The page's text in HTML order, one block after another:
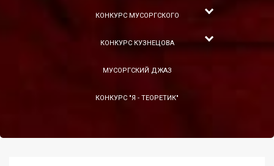
КОНКУРС МУСОРГСКОГО
КОНКУРС КУЗНЕЦОВА
МУСОРГСКИЙ ДЖАЗ
КОНКУРС "Я - ТЕОРЕТИК"